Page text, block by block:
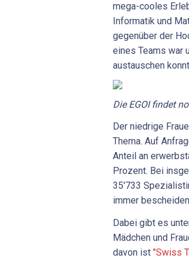
mega-cooles
Informatik und
gegenüber der
eines Teams war
austauschen
Die EGOI findet
Der niedrige
Thema. Auf
Anteil an
Prozent. Bei
35'733
immer
Dabei gibt es
Mädchen und
davon ist "Swiss